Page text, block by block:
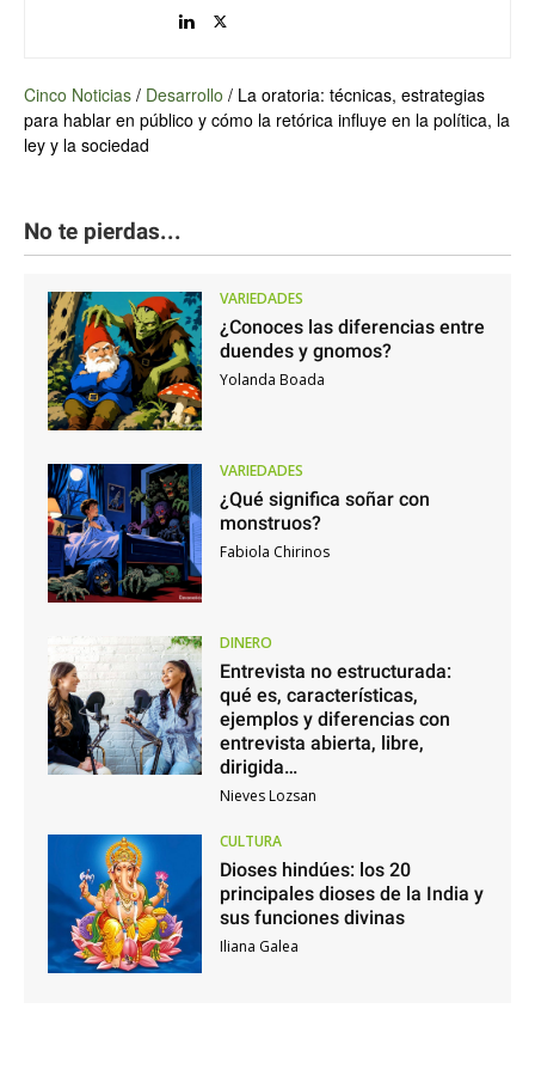
Cinco Noticias / Desarrollo / La oratoria: técnicas, estrategias
para hablar en público y cómo la retórica influye en la política, la
ley y la sociedad
No te pierdas...
VARIEDADES
¿Conoces las diferencias entre
duendes y gnomos?
Yolanda Boada
VARIEDADES
¿Qué significa soñar con
monstruos?
Fabiola Chirinos
DINERO
Entrevista no estructurada:
qué es, características,
ejemplos y diferencias con
entrevista abierta, libre,
dirigida…
Nieves Lozsan
CULTURA
Dioses hindúes: los 20
principales dioses de la India y
sus funciones divinas
Iliana Galea